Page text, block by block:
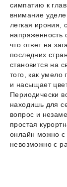
симпатию к
внимание
легкая ирония,
напряженность
что ответ на
последних
становится на
того, как умело
и насыщает
Периодически
находишь для
вопрос и
простая
онлайн можно
невозможно с